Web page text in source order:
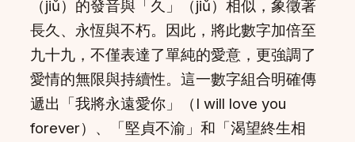
（jiǔ）的發音與「久」（jiǔ）相似，象徵著
長久、永恆與不朽。因此，將此數字加倍至
九十九，不僅表達了單純的愛意，更強調了
愛情的無限與持續性。這一數字組合明確傳
遞出「我將永遠愛你」（I will love you
forever）、「堅貞不渝」和「渴望終生相